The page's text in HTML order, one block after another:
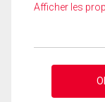
Afficher les